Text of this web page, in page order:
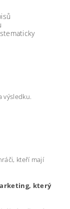
výsledku.
kteří mají
který